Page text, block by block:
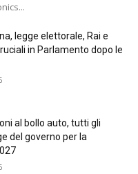
legge elettorale, Rai e
in Parlamento dopo le
al bollo auto, tutti gli
del governo per la